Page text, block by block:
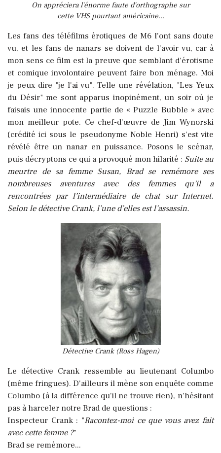
On appréciera l'énorme faute d'orthographe sur
cette VHS pourtant américaine...
Les fans des téléfilms érotiques de M6 l'ont sans doute
vu, et les fans de nanars se doivent de l'avoir vu, car à
mon sens ce film est la preuve que semblant d'érotisme
et comique involontaire peuvent faire bon ménage. Moi
je peux dire "je l'ai vu". Telle une révélation, "Les Yeux
du Désir" me sont apparus inopinément, un soir où je
faisais une innocente partie de « Puzzle Bubble » avec
mon meilleur pote. Ce chef-d’œuvre de Jim Wynorski
(crédité ici sous le pseudonyme Noble Henri) s'est vite
révélé être un nanar en puissance. Posons le scénar,
puis décryptons ce qui a provoqué mon hilarité : Suite au
meurtre de sa femme Susan, Brad se remémore ses
nombreuses aventures avec des femmes qu’il a
rencontrées par l’intermédiaire de chat sur Internet.
Selon le détective Crank, l’une d’elles est l’assassin.
Détective Crank (Ross Hagen)
Le détective Crank ressemble au lieutenant Columbo
(même fringues). D'ailleurs il mène son enquête comme
Columbo (à la différence qu'il ne trouve rien), n'hésitant
pas à harceler notre Brad de questions :
Inspecteur Crank : "Racontez-moi ce que vous avez fait
avec cette femme ?"
Brad se remémore...